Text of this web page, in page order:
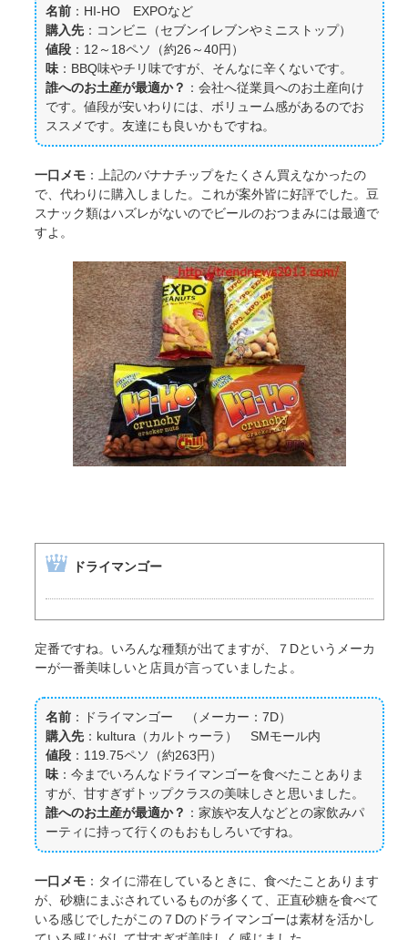
名前 ：HI-HO EXPOなど
購入先 ：コンビニ（セブンイレブンやミニストップ）
値段 ：12～18ペソ（約26～40円）
味：BBQ味やチリ味ですが、そんなに辛くないです。
誰へのお土産が最適か？ ：会社へ従業員へのお土産向け
です。値段が安いわりには、ボリューム感があるのでお
ススメです。友達にも良いかもですね。
一口メモ ：上記のバナナチップをたくさん買えなかったの
で、代わりに購入しました。これが案外皆に好評でした。豆
スナック類はハズレがないのでビールのおつまみには最適で
すよ。
ドライマンゴー
定番ですね。いろんな種類が出てますが、７Dというメーカ
ーが一番美味しいと店員が言っていましたよ。
名前 ：ドライマンゴー （メーカー：7D）
購入先 ：kultura（カルトゥーラ） SMモール内
値段 ：119.75ペソ（約263円）
味 ：今までいろんなドライマンゴーを食べたことありま
すが、甘すぎずトップクラスの美味しさと思いました。
誰へのお土産が最適か？ ：家族や友人などとの家飲みパ
ーティに持って行くのもおもしろいですね。
一口メモ ：タイに滞在しているときに、食べたことあります
が、砂糖にまぶされているものが多くて、正直砂糖を食べて
いる感じでしたがこの７Dのドライマンゴーは素材を活かし